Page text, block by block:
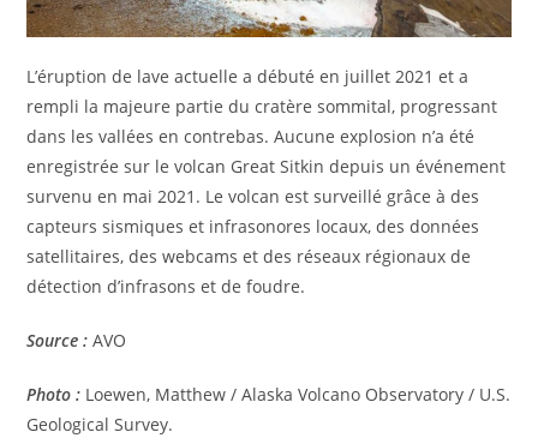
L’éruption de lave actuelle a débuté en juillet 2021 et a
rempli la majeure partie du cratère sommital, progressant
dans les vallées en contrebas. Aucune explosion n’a été
enregistrée sur le volcan Great Sitkin depuis un événement
survenu en mai 2021. Le volcan est surveillé grâce à des
capteurs sismiques et infrasonores locaux, des données
satellitaires, des webcams et des réseaux régionaux de
détection d’infrasons et de foudre.
Source : AVO
Photo : Loewen, Matthew / Alaska Volcano Observatory / U.S.
Geological Survey.